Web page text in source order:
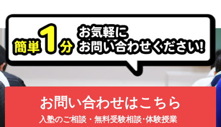
お問い合わせはこちら
入塾のご相談・無料受験相談･体験授業